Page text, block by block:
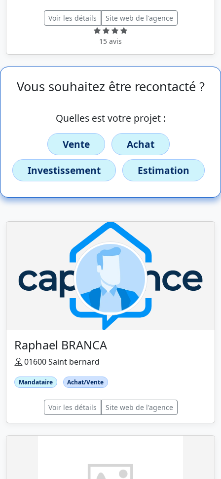
Voir les détails Site web de l'agence
15 avis
Vous souhaitez être recontacté ?
Quelles est votre projet :
Vente
Achat
Investissement
Estimation
Raphael BRANCA
01600 Saint bernard
Mandataire Achat/Vente
Voir les détails Site web de l'agence